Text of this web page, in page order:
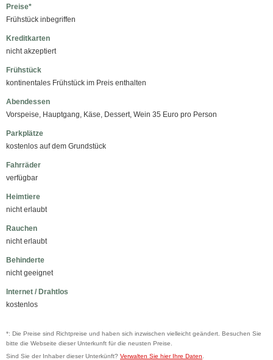
Preise*
Frühstück inbegriffen
Kreditkarten
nicht akzeptiert
Frühstück
kontinentales Frühstück im Preis enthalten
Abendessen
Vorspeise, Hauptgang, Käse, Dessert, Wein 35 Euro pro Person
Parkplätze
kostenlos auf dem Grundstück
Fahrräder
verfügbar
Heimtiere
nicht erlaubt
Rauchen
nicht erlaubt
Behinderte
nicht geeignet
Internet / Drahtlos
kostenlos
*: Die Preise sind Richtpreise und haben sich inzwischen vielleicht geändert. Besuchen Sie
bitte die Webseite dieser Unterkunft für die neusten Preise.
Sind Sie der Inhaber dieser Unterkünft? Verwalten Sie hier Ihre Daten